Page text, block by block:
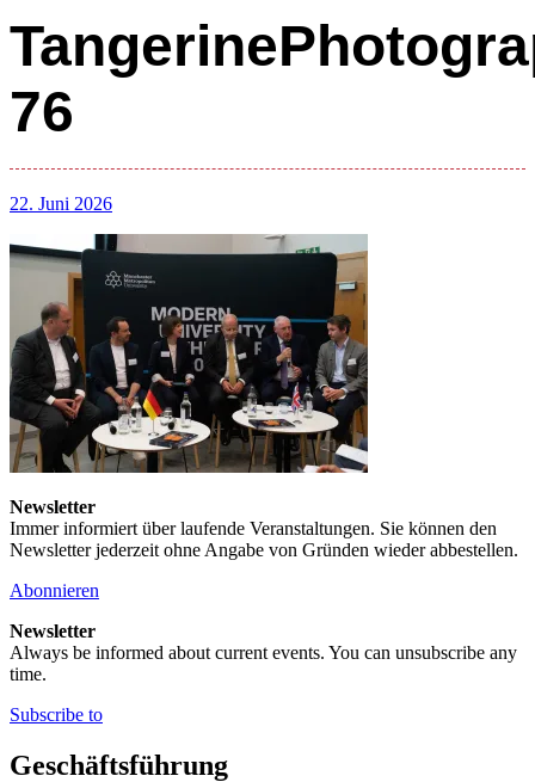
76
22. Juni 2026
Newsletter
Immer informiert über laufende Veranstaltungen. Sie können den
Newsletter jederzeit ohne Angabe von Gründen wieder abbestellen.
Abonnieren
Newsletter
Always be informed about current events. You can unsubscribe any
time.
Subscribe to
Geschäftsführung